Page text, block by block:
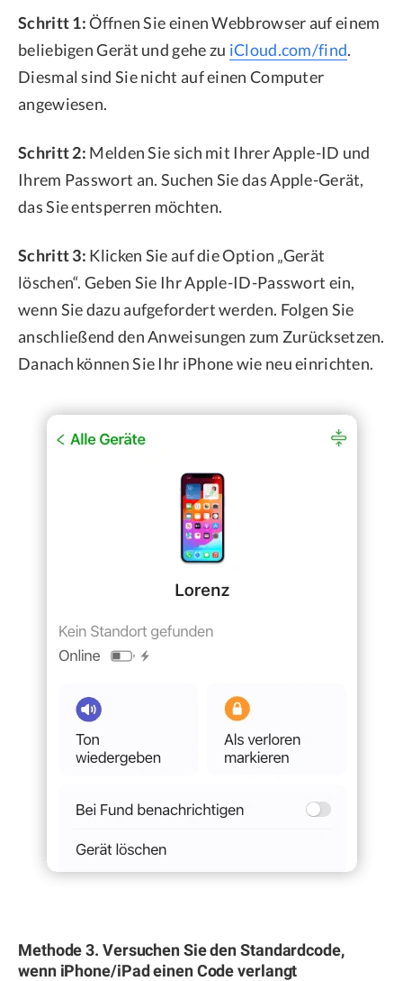
Schritt 1:Öffnen Sie einen Webbrowser auf einem
beliebigen Gerät und gehe zu iCloud.com/find.
Diesmal sind Sie nicht auf einen Computer
angewiesen.
Schritt 2: Melden Sie sich mit Ihrer Apple-ID und
Ihrem Passwort an. Suchen Sie das Apple-Gerät,
das Sie entsperren möchten.
Schritt 3: Klicken Sie auf die Option „Gerät
löschen“. Geben Sie Ihr Apple-ID-Passwort ein,
wenn Sie dazu aufgefordert werden. Folgen Sie
anschließend den Anweisungen zum Zurücksetzen.
Danach können Sie Ihr iPhone wie neu einrichten.
Methode 3. Versuchen Sie den Standardcode,
wenn iPhone/iPad einen Code verlangt